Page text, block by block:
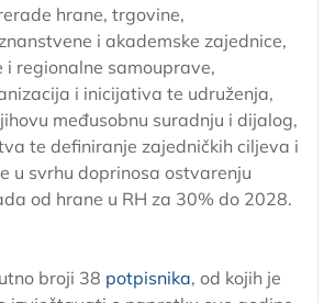
hrane, trgovine,
i akademske zajednice,
i regionalne samouprave,
i inicijativa te udruženja,
međusobnu suradnju i dijalog,
te definiranje zajedničkih ciljeva i
u svrhu doprinosa ostvarenju
od hrane u RH za 30% do 2028.
broji 38 potpisnika, od kojih je